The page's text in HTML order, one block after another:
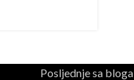
Posljednje sa bloga